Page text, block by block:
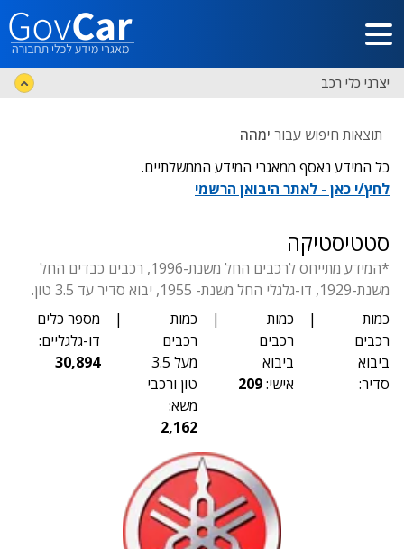
דלג לתוכן הראשי
יצרני כלי רכב
תוצאות חיפוש עבור ימהה
כל המידע נאסף ממאגרי המידע הממשלתיים.
לחץ/י כאן - לאתר היבואן הרשמי
סטטיסטיקה
*המידע מתייחס לרכבים החל משנת-1996, רכבים כבדים החל
משנת-1929, דו-גלגלי החל משנת- 1955, יבוא סדיר עד 3.5 טון.
כמות
רכבים
ביבוא
סדיר:
|
כמות
רכבים
ביבוא
אישי: 209
|
כמות
רכבים
מעל 3.5
טון ורכבי
משא:
2,162
|
מספר כלים
דו-גלגליים:
30,894